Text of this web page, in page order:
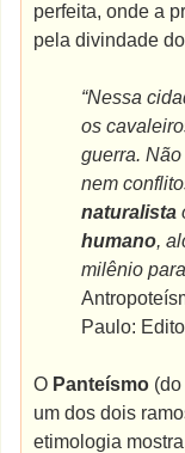
perfeita, onde a
pela divindade
“Nessa
os
guerra.
nem
naturalista
humano,
milênio
Paulo:
O Panteísmo
um dos dois
etimologia